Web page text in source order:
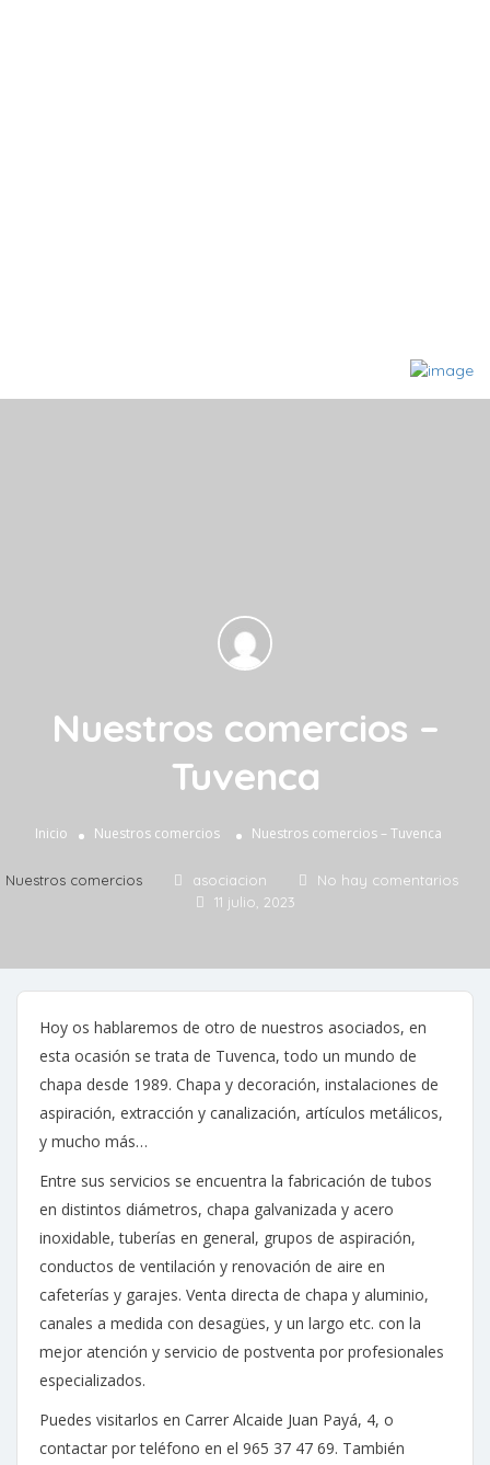
Nuestros comercios –
Tuvenca
Inicio Nuestros comercios Nuestros comercios – Tuvenca
Nuestros comercios asociacion
No hay comentarios
11 julio, 2023
Hoy os hablaremos de otro de nuestros asociados, en
esta ocasión se trata de Tuvenca, todo un mundo de
chapa desde 1989. Chapa y decoración, instalaciones de
aspiración, extracción y canalización, artículos metálicos,
y mucho más…
Entre sus servicios se encuentra la fabricación de tubos
en distintos diámetros, chapa galvanizada y acero
inoxidable, tuberías en general, grupos de aspiración,
conductos de ventilación y renovación de aire en
cafeterías y garajes. Venta directa de chapa y aluminio,
canales a medida con desagües, y un largo etc. con la
mejor atención y servicio de postventa por profesionales
especializados.
Puedes visitarlos en Carrer Alcaide Juan Payá, 4, o
contactar por teléfono en el 965 37 47 69. También